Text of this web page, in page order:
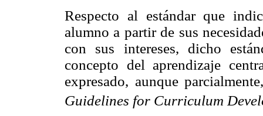
Respecto al estándar que
alumno a partir de sus
con sus intereses, dicho
concepto del aprendizaje
expresado, aunque
Guidelines for Curriculum